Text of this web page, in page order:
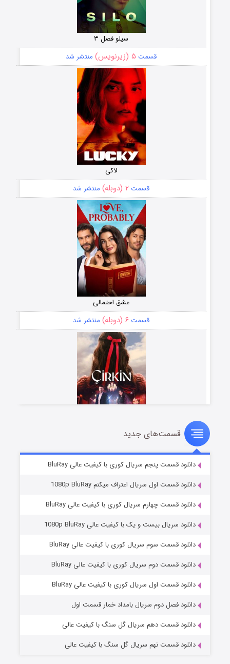
سیلو فصل ۳
قسمت ۵ (زیرنویس) منتشر شد
لاکی
قسمت ۲ (دوبله) منتشر شد
عشق احتمالی
قسمت ۶ (دوبله) منتشر شد
سریال زشت
قسمت۵ (زیرنویس) منتشر شد
وستی ها
قسمت۱ (زیرنویس) منتشر شد
قسمت‌های جدید
دانلود قسمت پنجم سریال کوری با کیفیت عالی BluRay
دانلود قسمت اول سریال اعتراف میکنم 1080p BluRay
دانلود قسمت چهارم سریال کوری با کیفیت عالی BluRay
دانلود سریال بیست و یک با کیفیت عالی 1080p BluRay
دانلود قسمت سوم سریال کوری با کیفیت عالی BluRay
دانلود قسمت دوم سریال کوری با کیفیت عالی BluRay
دانلود قسمت اول سریال کوری با کیفیت عالی BluRay
دانلود فصل دوم سریال بامداد خمار قسمت اول
دانلود قسمت دهم سریال گل سنگ با کیفیت عالی
دانلود قسمت نهم سریال گل سنگ با کیفیت عالی